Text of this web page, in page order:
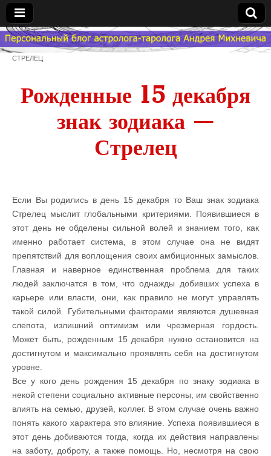
Гороскоп
Мой
Знак
Зодиака
СТРЕЛЕЦ
Рожденные 15 декабря
знак зодиака —
Стрелец
Если Вы родились в день 15 декабря то Ваш знак зодиака
Стрелец мыслит глобальными критериями. Появившиеся в
этот день не обделены сильной волей и знанием того, как
именно работает система, в этом случае она не видят
препятствий для воплощения своих амбиционных замыслов.
Главная и наверное единственная проблема для таких
людей заключатся в том, что однажды добивших успеха в
карьере или власти, они, как правило не могут управлять
такой силой. Губительными факторами являются душевная
слепота, излишний оптимизм или чрезмерная гордость.
Может быть, рожденным 15 декабря нужно остановится на
достигнутом и максимально проявлять себя на достигнутом
уровне.
Все у кого день рождения 15 декабря по знаку зодиака в
некой степени социально активные персоны, им свойственно
влиять на семью, друзей, коллег. В этом случае очень важно
понять какого характера это влияние. Успеха появившиеся в
этот день добиваются тогда, когда их действия направлены
на заботу, доброту, а также помощь. Но, несмотря на свою